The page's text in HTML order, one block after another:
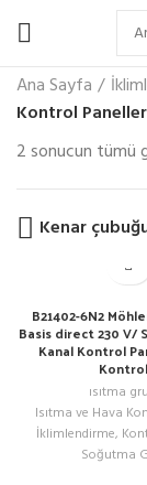
Ana Sayfa
Kontrol
2 sonucun tümü
Kenar
B21402-6N2
Basis direct 230 V/
Kanal Kontrol
ısıtma
Isıtma ve Hava
İklimlendirme,
Soğutma